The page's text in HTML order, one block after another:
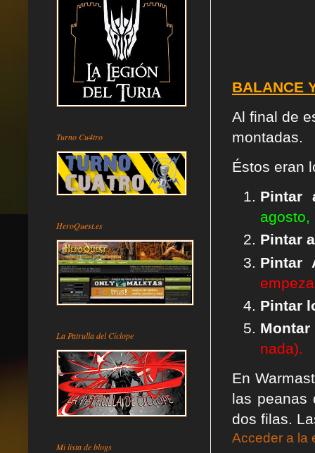
BALANCE
Al final de
montadas.
Éstos eran
Pintar
Pintar
Pintar
Pintar
nada).
En
las peanas
dos filas.
Acceder a la
Turno Cu4tro
HeroQuest.es
La Patrulla del Cíclope
Mi lista de blogs